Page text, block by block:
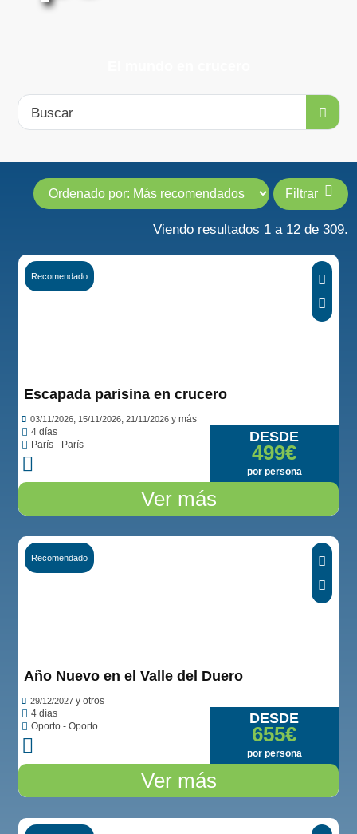
Buscar
Filtrar
Viendo resultados 1 a 12 de 309.
Recomendado
DESDE
499€
por persona
Escapada parisina en crucero
03/11/2026,15/11/2026,21/11/2026 y más
4 días
París - París
Ver más
Recomendado
DESDE
655€
por persona
Año Nuevo en el Valle del Duero
29/12/2027 y otros
4 días
Oporto - Oporto
Ver más